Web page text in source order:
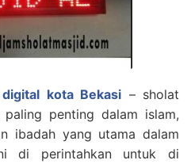
kota Bekasi – sholat
penting dalam islam,
ibadah yang utama dalam
di perintahkan untuk di